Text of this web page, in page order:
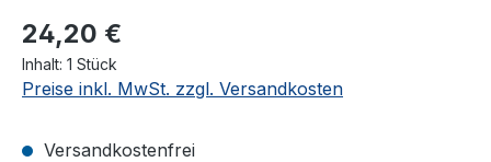
24,20 €
Inhalt: 1 Stück
Preise inkl. MwSt. zzgl. Versandkosten
Versandkostenfrei